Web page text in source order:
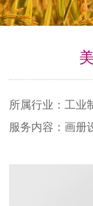
所属行业：工业
服务内容：画册